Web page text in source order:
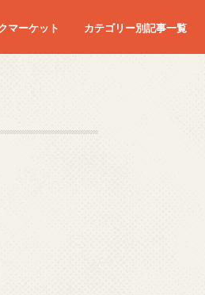
マーケット カテゴリー別記事一覧